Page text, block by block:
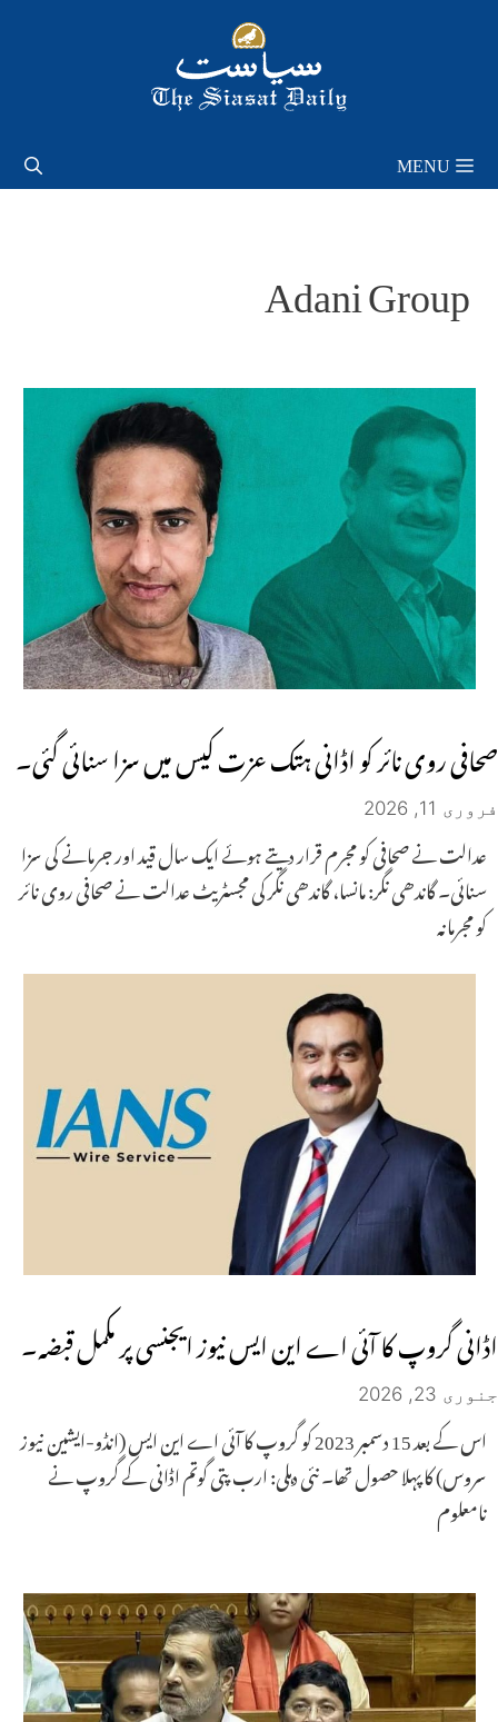
MENU
Adani Group
صحافی روی نائر کو اڈانی ہتک عزت کیس میں سزا سنائی گئی۔
فروری 11, 2026
عدالت نے صحافی کو مجرم قرار دیتے ہوئے ایک سال قید اور جرمانے کی سزا
سنائی۔ گاندھی نگر: مانسا، گاندھی نگر کی مجسٹریٹ عدالت نے صحافی روی نائر
کو مجرمانہ
اڈانی گروپ کا آئی اے این ایس نیوز ایجنسی پر مکمل قبضہ۔
جنوری 23, 2026
اس کے بعد 15 دسمبر 2023 کو گروپ کا آئی اے این ایس (انڈو-ایشین نیوز
سروس) کا پہلا حصول تھا۔ نئی دہلی: ارب پتی گوتم اڈانی کے گروپ نے
نامعلوم